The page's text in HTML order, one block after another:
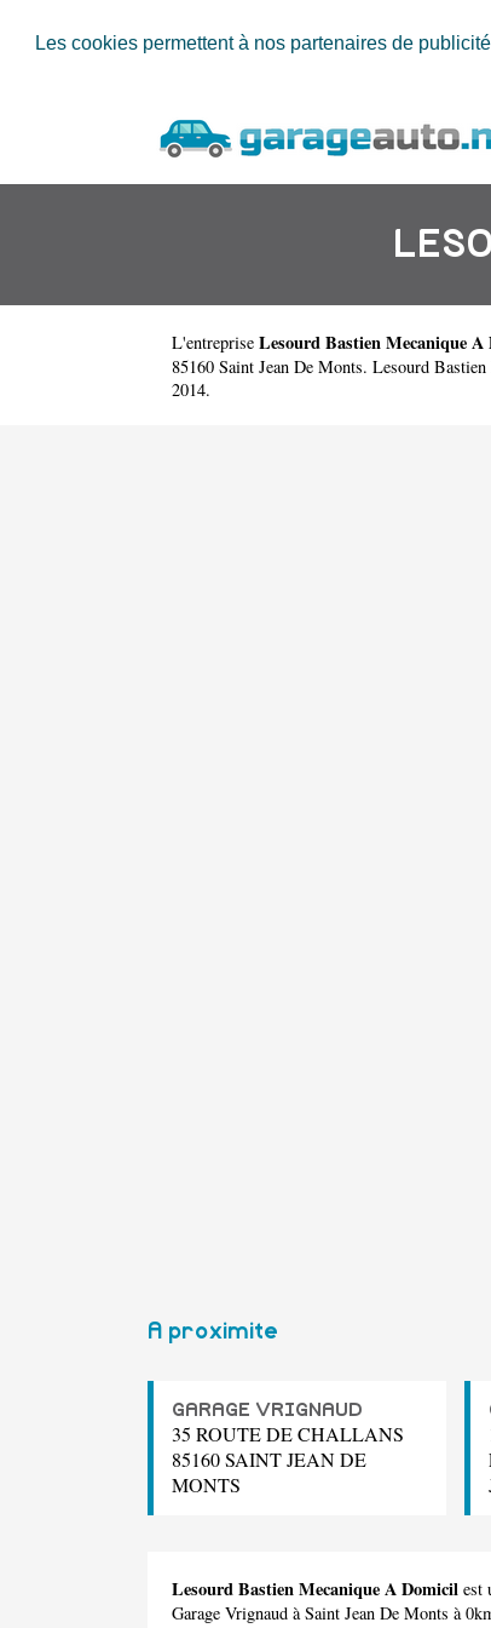
Les cookies permettent à nos partenaires de
L'entreprise Lesourd Bastien Mecanique A
85160 Saint Jean De Monts. Lesourd
2014.
A proximite
GARAGE VRIGNAUD
35 ROUTE DE CHALLANS
85160 SAINT JEAN DE
MONTS
Lesourd Bastien Mecanique A Domicil est
Garage Vrignaud à Saint Jean De Monts à